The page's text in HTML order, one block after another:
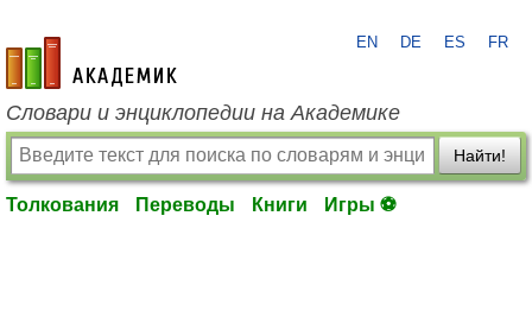
academic.ru
EN DE ES FR
Словари и энциклопедии на Академике
Найти!
Толкования Переводы Книги Игры ⚽